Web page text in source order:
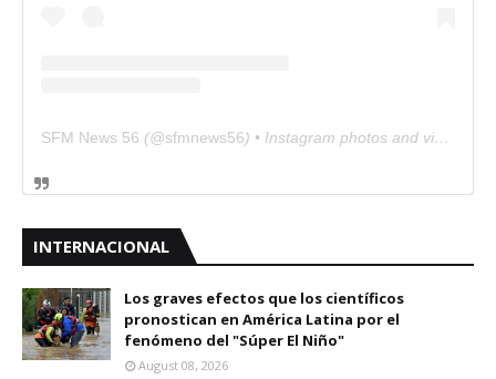
SFM News 56 (@sfmnews56) • Instagram photos and videos
INTERNACIONAL
Los graves efectos que los científicos
pronostican en América Latina por el
fenómeno del "Súper El Niño"
August 08, 2026